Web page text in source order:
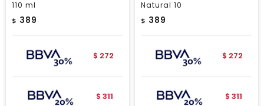
110 ml
$ 389
$ 272
$ 311
Natural 10
$ 389
$ 272
$ 311